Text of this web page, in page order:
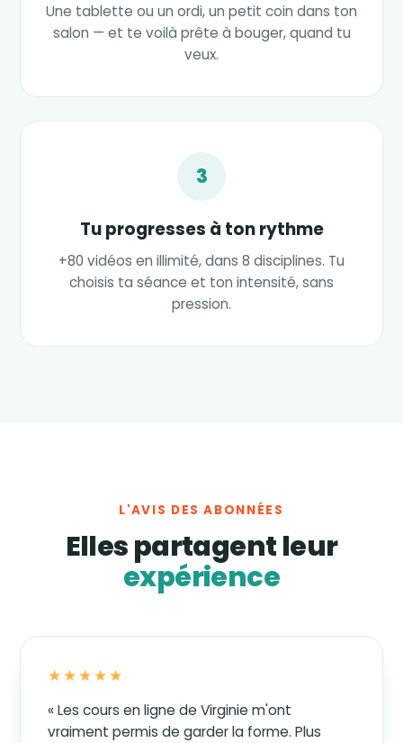
Une tablette ou un ordi, un petit coin dans ton
salon — et te voilà prête à bouger, quand tu
veux.
3
Tu progresses à ton rythme
+80 vidéos en illimité, dans 8 disciplines. Tu
choisis ta séance et ton intensité, sans
pression.
L'AVIS DES ABONNÉES
Elles partagent leur
expérience
★★★★★
« Les cours en ligne de Virginie m'ont
vraiment permis de garder la forme. Plus